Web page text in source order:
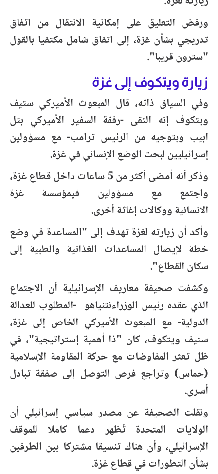
ورفض التعليق على إمكانية الانتقال من اتفاق
تدريجي بشأن غزة، إلى اتفاق شامل مكتفيا بالقول
"سترون قريبا".
زيارة ويتكوف إلى غزة
وفي السياق ذاته، قال المبعوث الأميركي ستيف
ويتكوف إنه التقى -رفقة السفير الأميركي بتل
ابيب وبتوجيه من الرئيس ترامب- مع مسؤولين
إسرائيليين لبحث الوضع الإنساني في غزة.
وذكر أنه أمضى أكثر من 5 ساعات داخل قطاع غزة،
واجتمع مع مسؤولين فيمؤسسة غزة
الانسانية ووكالات إغاثة أخرى.
وأكد أن زيارته لغزة تهدف إلى "المساعدة في وضع
خطة لإيصال المساعدات الغذائية والطبية إلى
سكان القطاع".
وكشفت صحيفة معاريف الإسرائيلية أن الاجتماع
الذي عقده رئيس الوزراءنتنياهو -المطلوب للعدالة
الدولية- مع المبعوث الأميركي الخاص إلى غزة،
ستيف ويتكوف، كان "ذا أهمية إستراتيجية"، في
ظل تعثر المفاوضات مع حركة المقاومة الإسلامية
(حماس) وتراجع فرص التوصل إلى صفقة تبادل
أسرى.
ونقلت الصحيفة عن مصدر سياسي إسرائيلي أن
الولايات المتحدة تُظهر دعما كاملا للموقف
الإسرائيلي، وأن هناك تنسيقا مشتركا بين الطرفين
بشأن التطورات في قطاع غزة.